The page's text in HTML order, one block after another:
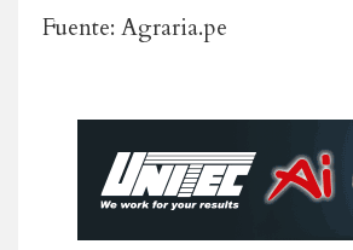
Fuente: Agraria.pe